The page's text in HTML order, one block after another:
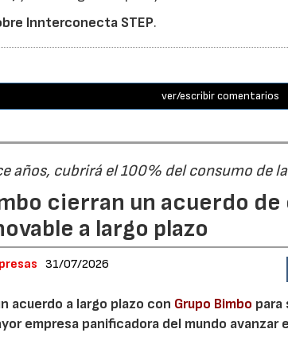
Innterconecta STEP.
ver/escribir comentarios
años, cubrirá el 100% del consumo de
cierran un acuerdo
a largo plazo
31/07/2026
acuerdo a largo plazo con Grupo Bimbo para
empresa panificadora del mundo